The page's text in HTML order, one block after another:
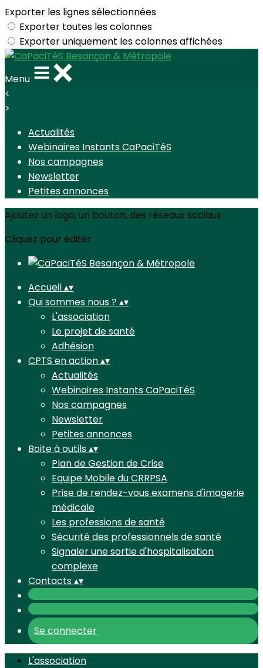
Exporter les lignes sélectionnées
Exporter toutes les colonnes
Exporter uniquement les colonnes affichées
Menu
<
>
Actualités
Webinaires Instants CaPaciTéS
Nos campagnes
Newsletter
Petites annonces
Ajoutez un logo, un bouton, des réseaux sociaux
Cliquez pour éditer
Accueil▴▾
Qui sommes nous ?▴▾
L'association
Le projet de santé
Adhésion
CPTS en action▴▾
Actualités
Webinaires Instants CaPaciTéS
Nos campagnes
Newsletter
Petites annonces
Boite à outils▴▾
Plan de Gestion de Crise
Equipe Mobile du CRRPSA
Prise de rendez-vous examens d'imagerie
médicale
Les professions de santé
Sécurité des professionnels de santé
Signaler une sortie d'hospitalisation
complexe
Contacts▴▾
Se connecter
L'association